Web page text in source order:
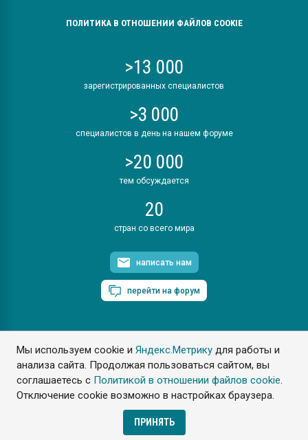
Мы используем cookie иЯндекс.Метрику для работы и
анализа сайта. Продолжая пользоваться сайтом, вы
соглашаетесь с Политикой в отношении файлов cookie.
Отключение cookie возможно в настройках браузера.
ПРИНЯТЬ
ПОЛИТИКА В ОТНОШЕНИИ ФАЙЛОВ COOKIE
>13 000
зарегистрированных специалистов
>3 000
специалистов в день на нашем форуме
>20 000
тем обсуждается
20
стран со всего мира
написать нам
перейти на форум
ПластЭксперт © 2006. Все права защищены
Разрешается копирование материалов сайта с обязательной
ссылкой на www.e-plastic.ru
Разработка сайта